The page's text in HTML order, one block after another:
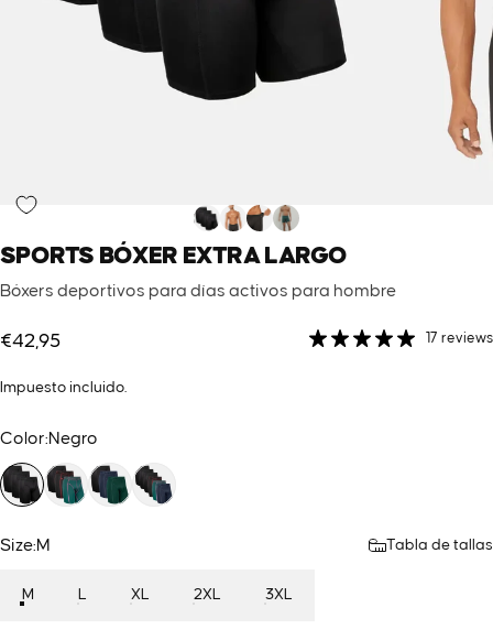
SPORTS BÓXER EXTRA LARGO
Bóxers deportivos para días activos para hombre
€42,95 17 reviews
Impuesto incluido.
Color
Color:Negro
Size
Size:M Tabla de tallas
M L XL 2XL 3XL